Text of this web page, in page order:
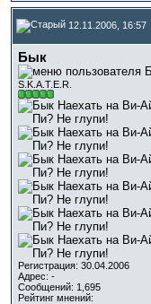
12.11.2006, 16:57
Бык
S.K.A.T.E.R.
Регистрация: 30.04.2006
Адрес: -
Сообщений: 1,695
Рейтинг мнений: